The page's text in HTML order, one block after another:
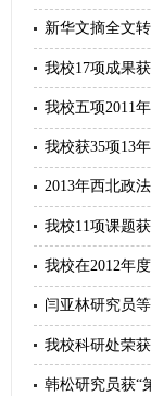
2013年西北政